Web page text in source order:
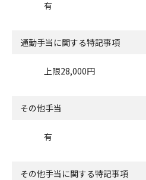
有
通勤手当に関する特記事項
上限28,000円
その他手当
有
その他手当に関する特記事項